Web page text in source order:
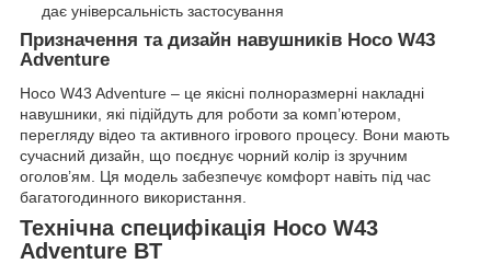
дає універсальність застосування
Призначення та дизайн навушників Hoco W43
Adventure
Hoco W43 Adventure – це якісні полноразмерні накладні
навушники, які підійдуть для роботи за комп’ютером,
перегляду відео та активного ігрового процесу. Вони мають
сучасний дизайн, що поєднує чорний колір із зручним
оголов’ям. Ця модель забезпечує комфорт навіть під час
багатогодинного використання.
Технічна специфікація Hoco W43
Adventure BT